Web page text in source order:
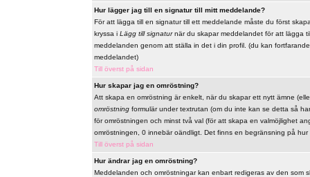
Hur lägger jag till en signatur till mitt meddelande?
För att lägga till en signatur till ett meddelande måste du först
kryssa i Lägg till signaturnär du skapar meddelandet för att lägga
meddelanden genom att ställa in det i din profil. (du kan
meddelandet)
Till överst på sidan
Hur skapar jag en omröstning?
Att skapa en omröstning är enkelt, när du skapar ett nytt ämne
omröstningformulär under textrutan (om du inte kan se detta så
för omröstningen och minst två val (för att skapa en valmöjlighet
omröstningen, 0 innebär oändligt. Det finns en begränsning på
Till överst på sidan
Hur ändrar jag en omröstning?
Meddelanden och omröstningar kan enbart redigeras av den som